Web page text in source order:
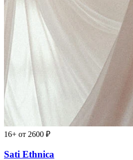
16+ от 2600 ₽
Sati Ethnica